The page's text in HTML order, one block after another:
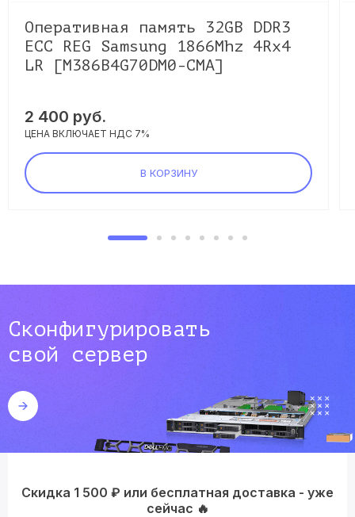
Оперативная память 32GB DDR3
ECC REG Samsung 1866Mhz 4Rx4
LR [M386B4G70DM0-CMA]
2 400 руб.
ЦЕНА ВКЛЮЧАЕТ НДС 7%
В КОРЗИНУ
Сконфигурировать
свой сервер
Скидка 1 500 ₽ или бесплатная доставка - уже
сейчас 🔥